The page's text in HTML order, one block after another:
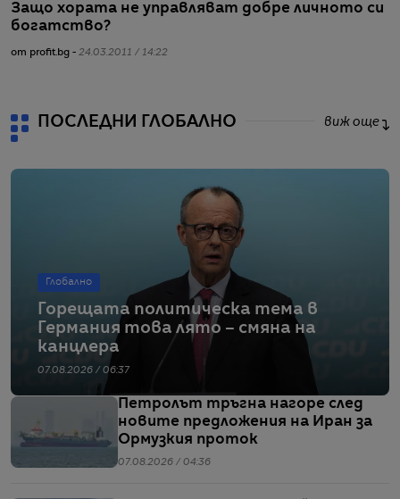
Защо хората не управляват добре личното си
богатство?
от profit.bg - 24.03.2011 / 14:22
ПОСЛЕДНИ ГЛОБАЛНО виж още
Глобално
Горещата политическа тема в
Германия това лято – смяна на
канцлера
07.08.2026 / 06:37
Петролът тръгна нагоре след
новите предложения на Иран за
Ормузкия проток
07.08.2026 / 04:36